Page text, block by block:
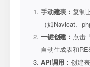
手动建表： 复制
（如Navicat、
一键创建： 点击
自动生成表和
API调用： 创建